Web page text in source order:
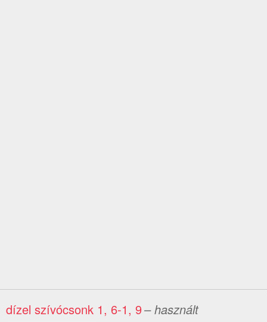
dízel szívócsonk 1, 6-1, 9– használt